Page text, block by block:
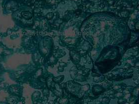
Vous êtes ici :
Comment traiter l’eau d’un spa,…